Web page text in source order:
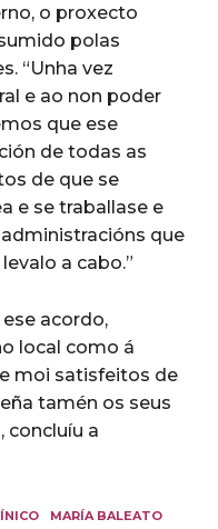
o proxecto
polas
“Unha vez
e ao non poder
que ese
de todas as
de que se
e se traballase e
que
a cabo.”
acordo,
local como á
moi satisfeitos de
tamén os seus
concluíu a
MARÍA BALEATO